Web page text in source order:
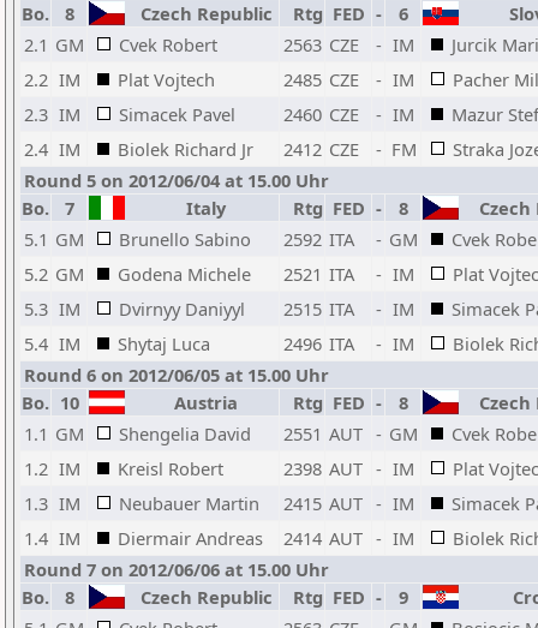
Bo.
8 Czech Republic Rtg FED - 6
2.1 GM Cvek Robert 2563 CZE - IM
Jurcik
2.2 IM Plat Vojtech 2485 CZE - IM
Pacher
2.3 IM Simacek Pavel 2460 CZE - IM
Mazur
2.4 IM Biolek Richard Jr 2412 CZE - FM
Straka
Round 5 on 2012/06/04 at 15.00 Uhr
Bo.
7 Italy Rtg FED - 8
5.1 GM Brunello Sabino 2592 ITA - GM
Cvek
5.2 GM Godena Michele 2521 ITA - IM
Plat
5.3 IM Dvirnyy Daniyyl 2515 ITA - IM
Simacek
5.4 IM Shytaj Luca 2496 ITA - IM
Biolek
Round 6 on 2012/06/05 at 15.00 Uhr
Bo. 10 Austria Rtg FED - 8
1.1 GM Shengelia David 2551 AUT - GM
Cvek
1.2 IM Kreisl Robert 2398 AUT - IM
Plat
1.3 IM Neubauer Martin 2415 AUT - IM
Simacek
1.4 IM Diermair Andreas 2414 AUT - IM
Biolek
Round 7 on 2012/06/06 at 15.00 Uhr
Bo.
8 Czech Republic Rtg FED - 9